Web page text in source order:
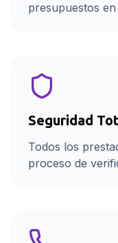
presupuestos
Seguridad
Todos los
proceso de